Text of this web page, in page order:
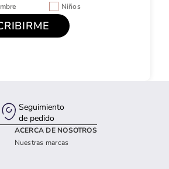
Niños
Seguimiento
de pedido
ACERCA DE NOSOTROS
Nuestras marcas